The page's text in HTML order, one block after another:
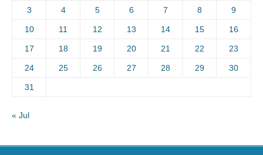
3 4 5 6 7 8 9
10 11 12 13 14 15 16
17 18 19 20 21 22 23
24 25 26 27 28 29 30
31
« Jul